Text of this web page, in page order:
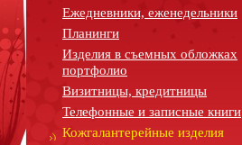
Ежедневники, еженедельники
Планинги
Изделия в съемных обложках
портфолио
Визитницы, кредитницы
Телефонные и записные книги
Кожгалантерейные изделия